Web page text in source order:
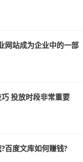
网站成为企业中的一部
投放时段非常重要
百度文库如何赚钱?